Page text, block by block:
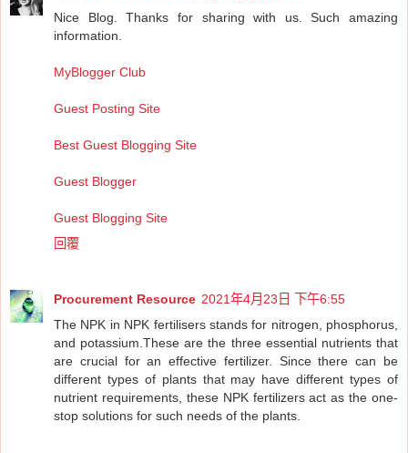
Nice Blog. Thanks for sharing with us. Such amazing
information.
MyBlogger Club
Guest Posting Site
Best Guest Blogging Site
Guest Blogger
Guest Blogging Site
回覆
Procurement Resource 2021年4月23日 下午6:55
The NPK in NPK fertilisers stands for nitrogen, phosphorus,
and potassium.These are the three essential nutrients that
are crucial for an effective fertilizer. Since there can be
different types of plants that may have different types of
nutrient requirements, these NPK fertilizers act as the one-
stop solutions for such needs of the plants.